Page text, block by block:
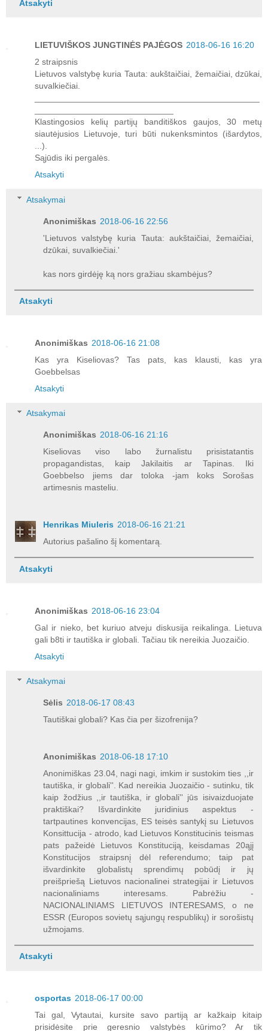
Atsakyti
LIETUVIŠKOS JUNGTINĖS PAJĖGOS 2018-06-16 16:20
2 straipsnis
Lietuvos valstybę kuria Tauta: aukštaičiai, žemaičiai, dzūkai,
suvalkiečiai.
Klastingosios kelių partijų banditiškos gaujos, 30 metų
siautėjusios Lietuvoje, turi būti nukenksmintos (išardytos,
...).
Sąjūdis iki pergalės.
Atsakyti
Atsakymai
Anonimiškas 2018-06-16 22:56
'Lietuvos valstybę kuria Tauta: aukštaičiai, žemaičiai,
dzūkai, suvalkiečiai.'
kas nors girdėję ką nors gražiau skambėjus?
Atsakyti
Anonimiškas 2018-06-16 21:08
Kas yra Kiseliovas? Tas pats, kas klausti, kas yra
Goebbelsas
Atsakyti
Atsakymai
Anonimiškas 2018-06-16 21:16
Kiseliovas viso labo žurnalistu prisistatantis
propagandistas, kaip Jakilaitis ar Tapinas. Iki
Goebbelso jiems dar toloka -jam koks Sorošas
artimesnis masteliu.
Henrikas Miuleris 2018-06-16 21:21
Autorius pašalino šį komentarą.
Atsakyti
Anonimiškas 2018-06-16 23:04
Gal ir nieko, bet kuriuo atveju diskusija reikalinga. Lietuva
gali b8ti ir tautiška ir globali. Tačiau tik nereikia Juozaičio.
Atsakyti
Atsakymai
Sėlis 2018-06-17 08:43
Tautiškai globali? Kas čia per šizofrenija?
Anonimiškas 2018-06-18 17:10
Anonimiškas 23.04, nagi nagi, imkim ir sustokim ties ,,ir
tautiška, ir globali''. Kad nereikia Juozaičio - sutinku, tik
kaip žodžius ,,ir tautiška, ir globali'' jūs isivaizduojate
praktiškai? Išvardinkite juridinius aspektus -
tartpautines konvencijas, ES teisės santykį su Lietuvos
Konsittucija - atrodo, kad Lietuvos Konstitucinis teismas
pats pažeidė Lietuvos Konstituciją, keisdamas 20ąjį
Konstitucijos straipsnį dėl referendumo; taip pat
išvardinkite globalistų sprendimų pobūdį ir jų
preišpriešą Lietuvos nacionalinei strategijai ir Lietuvos
nacionaliniams interesams. Pabrėžiu -
NACIONALINIAMS LIETUVOS INTERESAMS, o ne
ESSR (Europos sovietų sąjungų respublikų) ir sorošistų
užmojams.
Atsakyti
osportas 2018-06-17 00:00
Tai gal, Vytautai, kursite savo partiją ar kažkaip kitaip
prisidėsite prie geresnio valstybės kūrimo? Ar tik